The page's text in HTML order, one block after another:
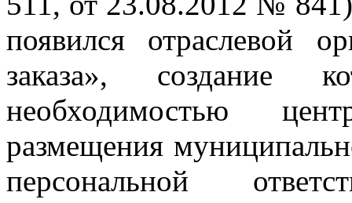
появился отраслевой
заказа», создание
необходимостью
размещения
персональной